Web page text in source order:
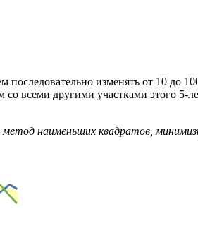
изменять от 10 до
всеми другими участками этого 5-
метод наименьших квадратов,